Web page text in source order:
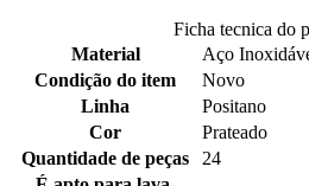
Ficha tecnica do
Material
Aço
Condição do item
Novo
Linha
Positano
Cor
Prateado
Quantidade de peças
24